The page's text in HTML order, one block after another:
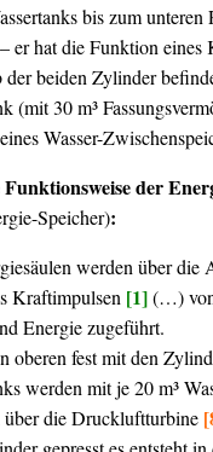
bis zum
er hat die Funktion eines
der beiden Zylinder
(mit 30 m³
Wasser-
Funktionsweise der
Speicher):
werden über die
Kraftimpulsen [1](…) von
Energie zugeführt.
oberen fest mit den
werden mit je 20 m³
die Druckluftturbine